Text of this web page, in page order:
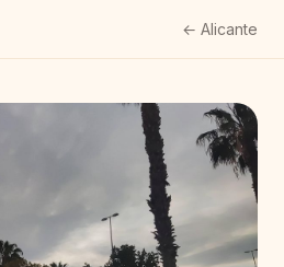
← Alicante